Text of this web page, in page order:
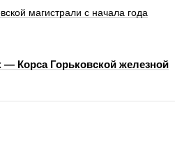
магистрали с начала года
— Корса Горьковской железной